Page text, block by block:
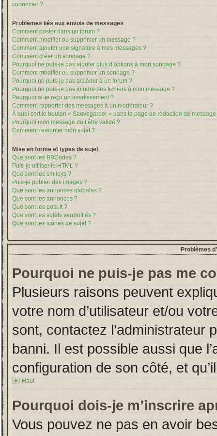
connecter ?
Problèmes liés aux envois de messages
Comment poster dans un forum ?
Comment modifier ou supprimer un message ?
Comment ajouter une signature à mes messages ?
Comment créer un sondage ?
Pourquoi ne puis-je pas ajouter plus d’options à mon sondage ?
Comment modifier ou supprimer un sondage ?
Pourquoi ne puis-je pas accéder à un forum ?
Pourquoi ne puis-je pas joindre des fichiers à mon message ?
Pourquoi ai-je reçu un avertissement ?
Comment rapporter des messages à un modérateur ?
À quoi sert le bouton « Sauvegarder » dans la page de rédaction de message
Pourquoi mon message doit être validé ?
Comment remonter mon sujet ?
Mise en forme et types de sujet
Que sont les BBCodes ?
Puis-je utiliser le HTML ?
Que sont les smileys ?
Puis-je publier des images ?
Que sont les annonces globales ?
Que sont les annonces ?
Que sont les post-it ?
Que sont les sujets verrouillés ?
Que sont les icônes de sujet ?
Problèmes
Pourquoi ne puis-je pas me
Plusieurs raisons peuvent
votre nom d’utilisateur et/ou
sont, contactez l’administrateur
banni. Il est possible aussi que
configuration de son côté, et
Haut
Pourquoi dois-je m’inscrire
Vous pouvez ne pas en avoir